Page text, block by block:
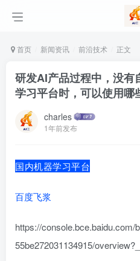
首页 新闻资讯 前沿技术 正文
研发AI产品过程中，没有
学习平台时，可以使用哪
charles
1年前发布
国内机器学习平台
百度飞浆
https://console.bce.baidu.com/
55be272031134915/